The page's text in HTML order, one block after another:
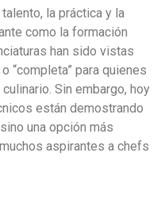
la práctica y la
como la formación
han sido vistas
“completa” para quienes
Sin embargo, hoy
están demostrando
una opción más
aspirantes a chefs